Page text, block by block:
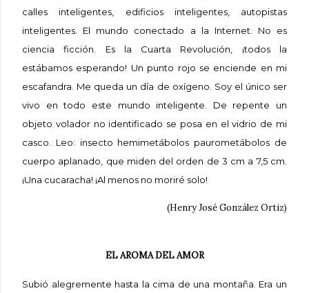
calles inteligentes, edificios inteligentes, autopistas
inteligentes. El mundo conectado a la Internet. No es
ciencia ficción. Es la Cuarta Revolución, ¡todos la
estábamos esperando! Un punto rojo se enciende en mi
escafandra. Me queda un día de oxígeno. Soy el único ser
vivo en todo este mundo inteligente. De repente un
objeto volador no identificado se posa en el vidrio de mi
casco. Leo: insecto hemimetábolos paurometábolos de
cuerpo aplanado, que miden del orden de 3 cm a 7,5 cm.
¡Una cucaracha! ¡Al menos no moriré solo!
(Henry José González Ortiz)
EL AROMA DEL AMOR
Subió alegremente hasta la cima de una montaña. Era un